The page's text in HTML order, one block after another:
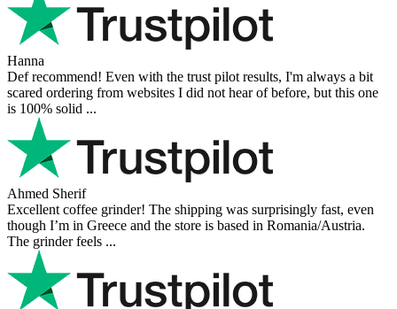
Hanna
Def recommend! Even with the trust pilot results, I'm always a bit
scared ordering from websites I did not hear of before, but this one
is 100% solid ...
Ahmed Sherif
Excellent coffee grinder! The shipping was surprisingly fast, even
though I’m in Greece and the store is based in Romania/Austria.
The grinder feels ...